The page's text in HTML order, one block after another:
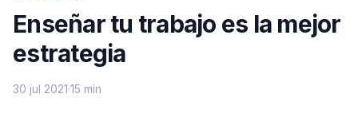
Enseñar tu trabajo es la mejor
estrategia
30 jul 2021·15 min